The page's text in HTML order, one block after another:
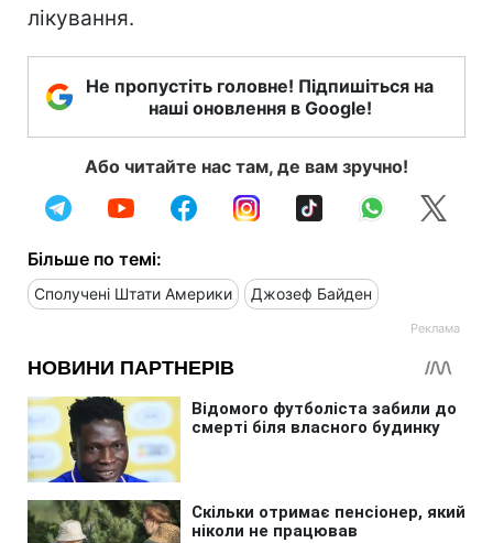
лікування.
Не пропустіть головне! Підпишіться на
наші оновлення в Google!
Або читайте нас там, де вам зручно!
Більше по темі:
Сполучені Штати Америки Джозеф Байден